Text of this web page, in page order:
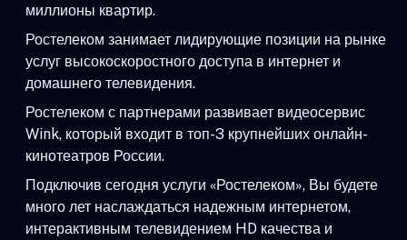
миллионы квартир.
Ростелеком занимает лидирующие позиции на рынке
услуг высокоскоростного доступа в интернет и
домашнего телевидения.
Ростелеком с партнерами развивает видеосервис
Wink, который входит в топ-3 крупнейших онлайн-
кинотеатров России.
Подключив сегодня услуги «Ростелеком», Вы будете
много лет наслаждаться надежным интернетом,
интерактивным телевидением HD качества и